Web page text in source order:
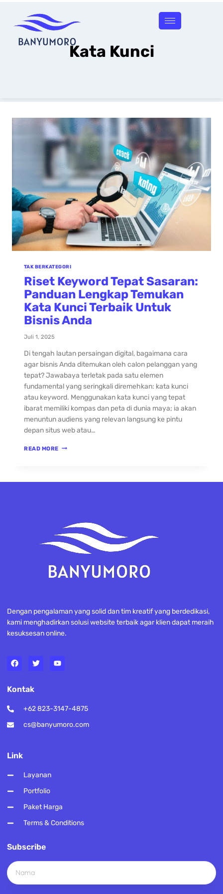
Kata Kunci
TAK BERKATEGORI
Riset Keyword Tepat Sasaran:
Panduan Lengkap Temukan
Kata Kunci Terbaik Untuk
Bisnis Anda
Juli 1, 2025
Di tengah lautan persaingan digital, bagaimana cara
agar bisnis Anda ditemukan oleh calon pelanggan yang
tepat? Jawabaya terletak pada satu elemen
fundamental yang seringkali diremehkan: kata kunci
atau keyword. Menggunakan kata kunci yang tepat
ibarat memiliki kompas dan peta di dunia maya; ia akan
menuntun audiens yang relevan langsung ke pintu
depan situs web atau…
READ MORE
Dengan pengalaman yang solid dan tim kreatif yang berdedikasi,
kami menghadirkan solusi website terbaik agar klien dapat meraih
kesuksesan online.
Kontak
+62 823-3147-4875
cs@banyumoro.com
Link
Layanan
Portfolio
Paket Harga
Terms & Conditions
Subscribe